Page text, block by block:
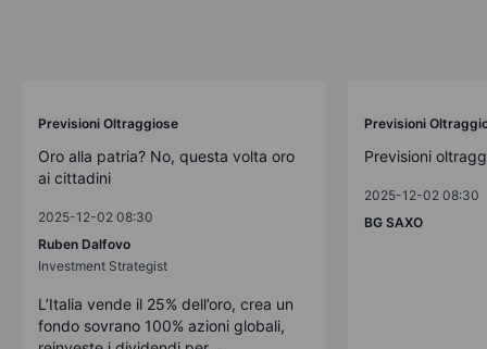
Previsioni Oltraggiose
Oro alla patria? No, questa volta oro
ai cittadini
2025-12-02 08:30
Ruben Dalfovo
Investment Strategist
L’Italia vende il 25% dell’oro, crea un
fondo sovrano 100% azioni globali,
Previsioni
Previsioni
2025-12-02 08:30
BG SAXO